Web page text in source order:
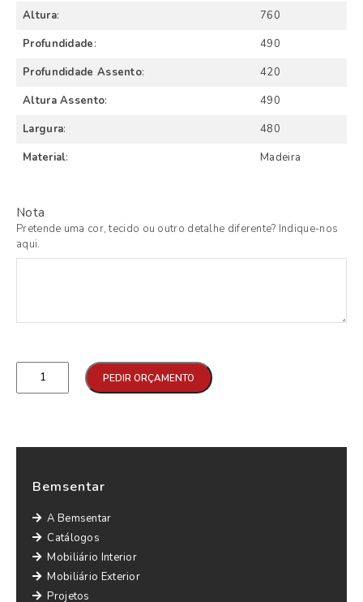
Altura:
760
Profundidade:
490
Profundidade Assento:
420
Altura Assento:
490
Largura:
480
Material: Madeira
Nota
Pretende uma cor, tecido ou outro detalhe diferente? Indique-nos
aqui.
PEDIR ORÇAMENTO
Bemsentar
A Bemsentar
Catálogos
Mobiliário Interior
Mobiliário Exterior
Projetos